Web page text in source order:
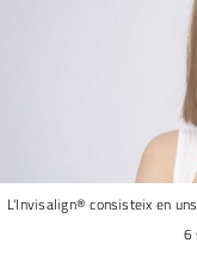
L'Invisalign® consisteix en
6